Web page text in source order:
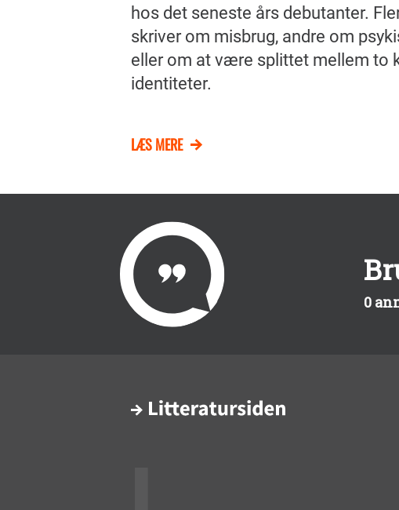
hos det seneste års debutanter.
skriver om misbrug, andre om
eller om at være splittet mellem to
identiteter.
LÆS MERE
0